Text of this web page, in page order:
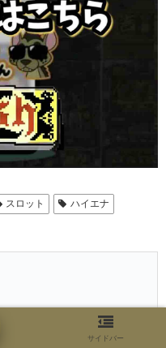
スロット
ハイエナ
サイドバー